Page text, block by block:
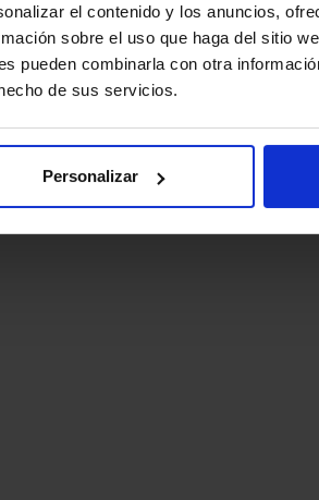
el contenido y los anuncios,
sobre el uso que haga del sitio
pueden combinarla con otra
de sus servicios.
Personalizar